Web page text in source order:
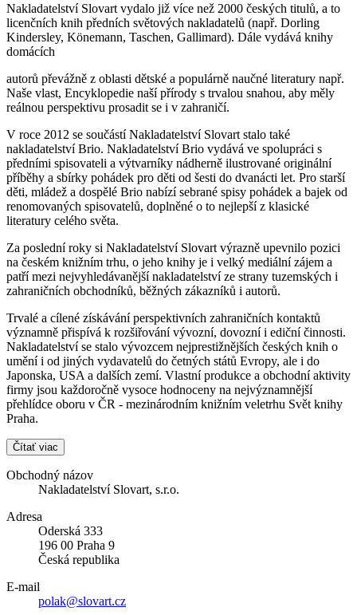
Nakladatelství Slovart vydalo již více než 2000 českých titulů, a to
licenčních knih předních světových nakladatelů (např. Dorling
Kindersley, Könemann, Taschen, Gallimard). Dále vydává knihy
domácích
autorů převážně z oblasti dětské a populárně naučné literatury např.
Naše vlast, Encyklopedie naší přírody s trvalou snahou, aby měly
reálnou perspektivu prosadit se i v zahraničí.
V roce 2012 se součástí Nakladatelství Slovart stalo také
nakladatelství Brio. Nakladatelství Brio vydává ve spolupráci s
předními spisovateli a výtvarníky nádherně ilustrované originální
příběhy a sbírky pohádek pro děti od šesti do dvanácti let. Pro starší
děti, mládež a dospělé Brio nabízí sebrané spisy pohádek a bajek od
renomovaných spisovatelů, doplněné o to nejlepší z klasické
literatury celého světa.
Za poslední roky si Nakladatelství Slovart výrazně upevnilo pozici
na českém knižním trhu, o jeho knihy je i velký mediální zájem a
patří mezi nejvyhledávanější nakladatelství ze strany tuzemských i
zahraničních obchodníků, běžných zákazníků i autorů.
Trvalé a cílené získávání perspektivních zahraničních kontaktů
významně přispívá k rozšiřování vývozní, dovozní i ediční činnosti.
Nakladatelství se stalo vývozcem nejprestižnějších českých knih o
umění i od jiných vydavatelů do četných států Evropy, ale i do
Japonska, USA a dalších zemí. Vlastní produkce a obchodní aktivity
firmy jsou každoročně vysoce hodnoceny na nejvýznamnější
přehlídce oboru v ČR - mezinárodním knižním veletrhu Svět knihy
Praha.
Čítať viac
Obchodný názov
Nakladatelství Slovart, s.r.o.
Adresa
Oderská 333
196 00 Praha 9
Česká republika
E-mail
polak@slovart.cz